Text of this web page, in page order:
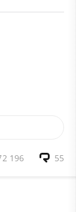
55
196